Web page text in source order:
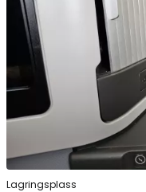
Lagringsplass